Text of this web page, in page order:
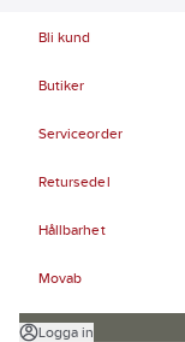
Bli kund
Butiker
Serviceorder
Retursedel
Hållbarhet
Movab
Logga in